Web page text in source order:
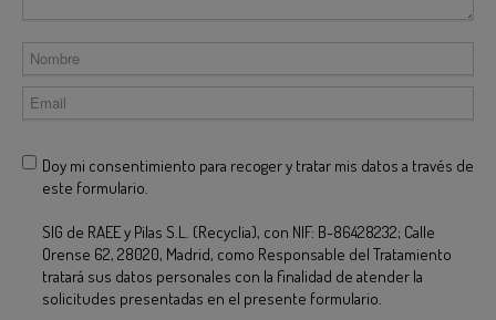
Doy mi consentimiento para recoger y tratar mis datos a través de
este formulario.
SIG de RAEE y Pilas S.L. (Recyclia), con NIF: B-86428232; Calle
Orense 62, 28020, Madrid, como Responsable del Tratamiento
tratará sus datos personales con la finalidad de atender la
solicitudes presentadas en el presente formulario.